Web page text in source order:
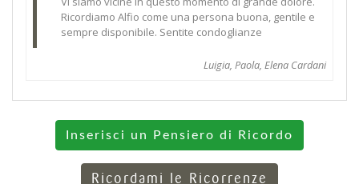
Ricordiamo Alfio come una persona buona, gentile e
sempre disponibile. Sentite condoglianze
Luigia, Paola, Elena Cardani
Inserisci un Pensiero di Ricordo
Ricordami le Ricorrenze